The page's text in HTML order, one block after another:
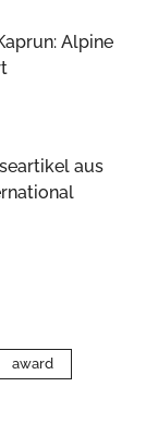
Alpine
aus
award